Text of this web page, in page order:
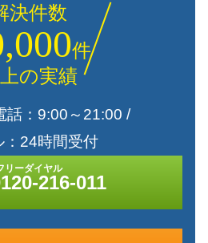
決件数
件
の実績
話：9:00～21:00 /
：24時間受付
216-011